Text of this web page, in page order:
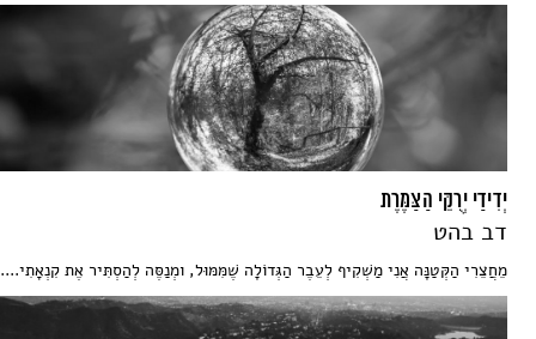
יְדִידַי יְרֻקֵּי הַצַּמֶּרֶת
דב בהט
מֵחֲצֵרִי הַקְּטַנָּה אֲנִי מַשְׁקִיף לְעֵבֶר הַגְּדוֹלָה שֶׁמִּמּוּל, ומְנַסֶּה לְהַסְתִּיר אֶת קִנְאָתִי....